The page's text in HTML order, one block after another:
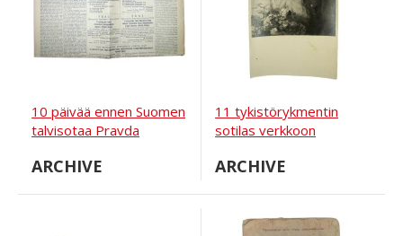
10 päivää ennen Suomen
talvisotaa Pravda
sanomalehti 18.
ARCHIVE
11 tykistörykmentin
sotilas verkkoon
päivämuotokuva
ARCHIVE